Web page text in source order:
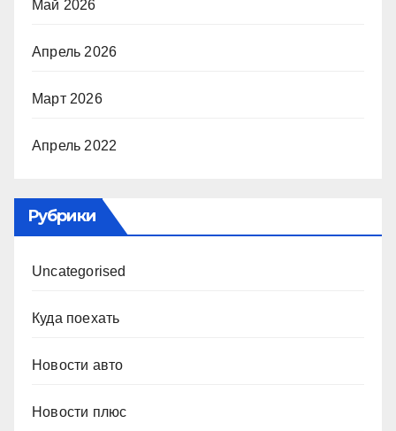
Май 2026
Апрель 2026
Март 2026
Апрель 2022
Рубрики
Uncategorised
Куда поехать
Новости авто
Новости плюс